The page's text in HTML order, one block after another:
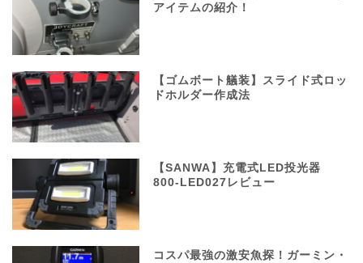
アイテムの紹介！
【ゴムボート艤装】スライド式ロッ
ドホルダー作成法
【SANWA】充電式LED投光器
800-LED027レビュー
コスパ最強の激安魚探！ガーミン・